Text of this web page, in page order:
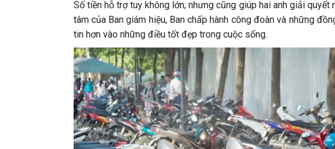
Số tiền hỗ trợ tuy không lớn; nhưng cũng giúp hai anh giải
tâm của Ban giám hiệu, Ban chấp hành công đoàn và những
tin hơn vào những điều tốt đẹp trong cuộc sống.